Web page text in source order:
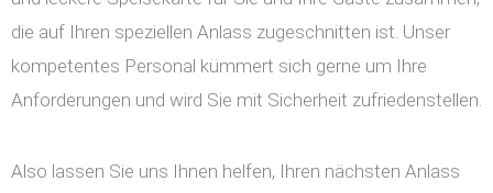
die auf Ihren speziellen Anlass zugeschnitten ist. Unser
kompetentes Personal kümmert sich gerne um Ihre
Anforderungen und wird Sie mit Sicherheit zufriedenstellen.
Also lassen Sie uns Ihnen helfen, Ihren nächsten Anlass